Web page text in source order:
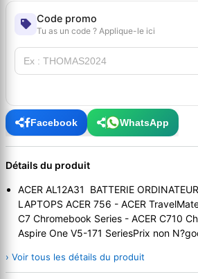
Code promo
Tu as un code ? Applique-le ici
Facebook WhatsApp
Détails du produit
ACER AL12A31 BATTERIE
LAPTOPS ACER 756 - ACER
C7 Chromebook Series - ACER C710
Aspire One V5-171 SeriesPrix non
› Voir tous les détails du produit